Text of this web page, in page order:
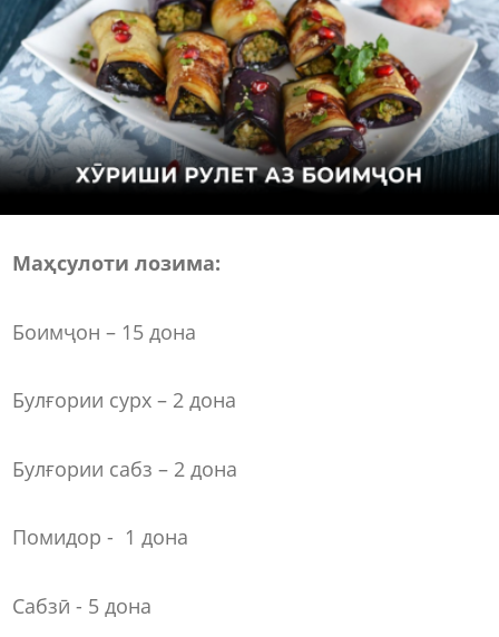
Маҳсулоти лозима:
Боимҷон – 15 дона
Булғории сурх – 2 дона
Булғории сабз – 2 дона
Помидор - 1 дона
Сабзӣ - 5 дона